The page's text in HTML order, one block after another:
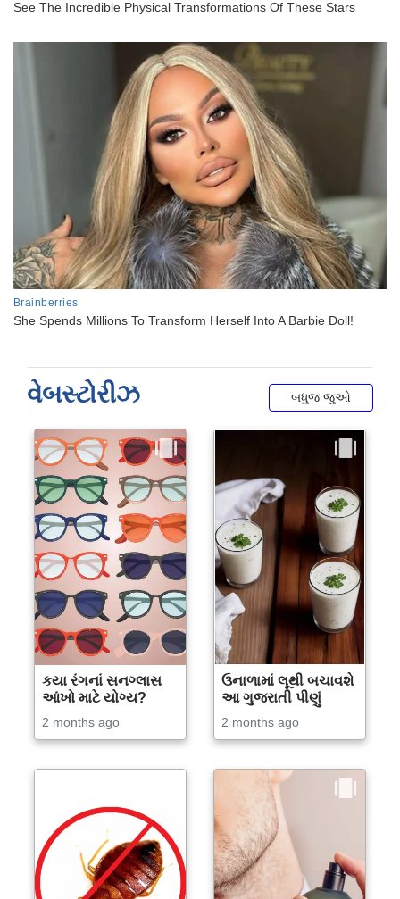
વેબસ્ટોરીઝ બધુજ જુઓ
કયા રંગનાં સનગ્લાસ
આંખો માટે યોગ્ય?
2 months ago
ઉનાળામાં લૂથી બચાવશે
આ ગુજરાતી પીણું
2 months ago